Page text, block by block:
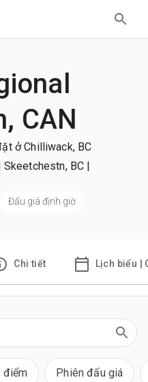
CAN
ở Chilliwack, BC
Skeetchestn, BC |
Đấu giá định giờ
Chi tiết Lịch biểu |
điểm Phiên đấu giá